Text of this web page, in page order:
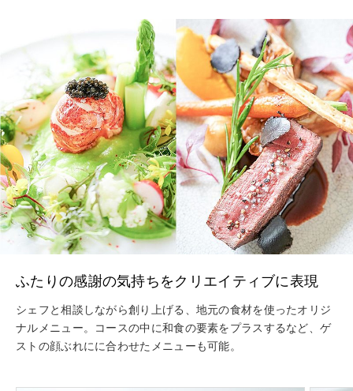
ふたりの感謝の気持ちをクリエイティブに表現
シェフと相談しながら創り上げる、地元の食材を使ったオリジ
ナルメニュー。コースの中に和食の要素をプラスするなど、ゲ
ストの顔ぶれにに合わせたメニューも可能。